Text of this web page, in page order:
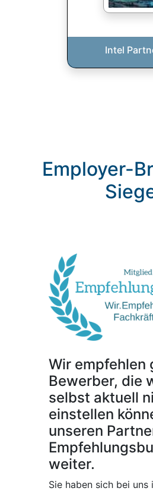
Intel
Employer-
Wir empfehlen
Bewerber, die
selbst aktuell
einstellen
unseren
weiter.
Sie haben sich bei uns